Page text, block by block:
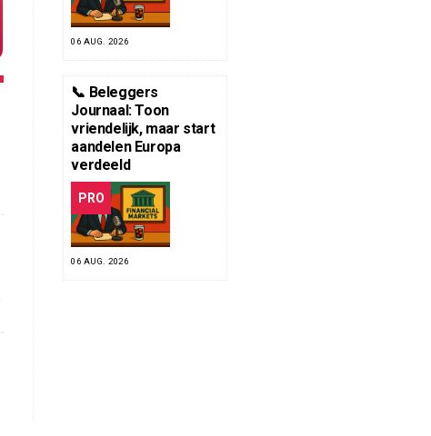
06 AUG. 2026
📞 Beleggers
Journaal: Toon
vriendelijk, maar start
aandelen Europa
verdeeld
PRO
06 AUG. 2026